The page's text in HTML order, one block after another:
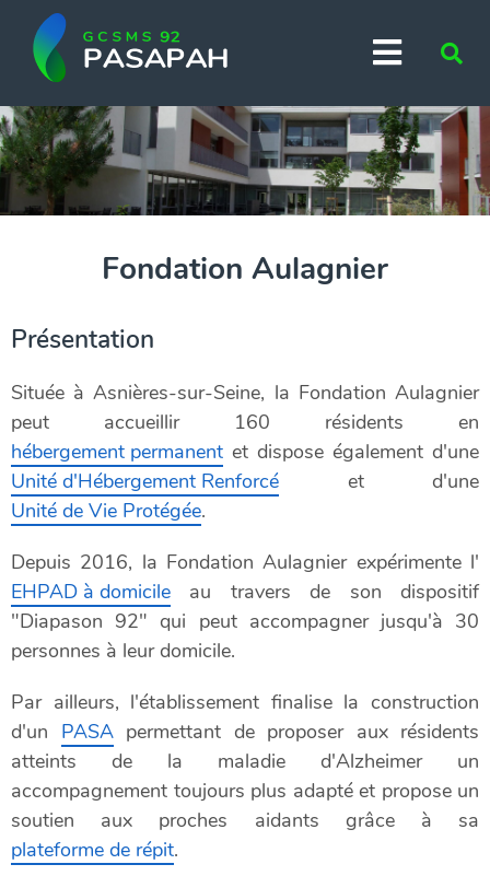
Aller à la recherche
Menu
?
Fondation Aulagnier
Présentation
Située à Asnières-sur-Seine, la Fondation Aulagnier
peut accueillir 160 résidents en
hébergement permanent et dispose également d'une
Unité d'Hébergement Renforcé et d'une
Unité de Vie Protégée.
Depuis 2016, la Fondation Aulagnier expérimente l'
EHPAD à domicile au travers de son dispositif
"Diapason 92" qui peut accompagner jusqu'à 30
personnes à leur domicile.
Par ailleurs, l'établissement finalise la construction
d'un PASApermettant de proposer aux résidents
atteints de la maladie d'Alzheimer un
accompagnement toujours plus adapté et propose un
soutien aux proches aidants grâce à sa
plateforme de répit.